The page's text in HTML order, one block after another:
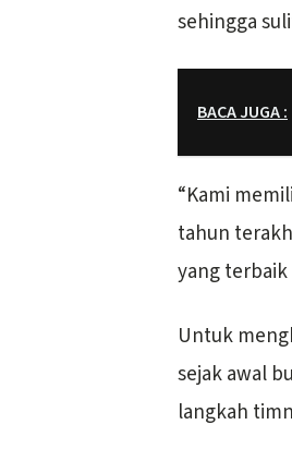
sehingga
BACA JUGA :
“Kami
tahun
yang terbaik
Untuk
sejak awal
langkah